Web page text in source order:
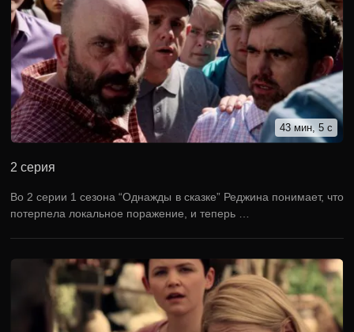
43 мин, 5 с
2 серия
Во 2 серии 1 сезона “Однажды в сказке” Реджина понимает, что
потерпела локальное поражение, и теперь …